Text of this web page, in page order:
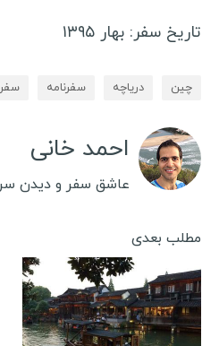
تاریخ سفر: بهار ۱۳۹۵
چین دریاچه سفرنامه
احمد خانی
عاشق سفر و دیدن
مطلب بعدی